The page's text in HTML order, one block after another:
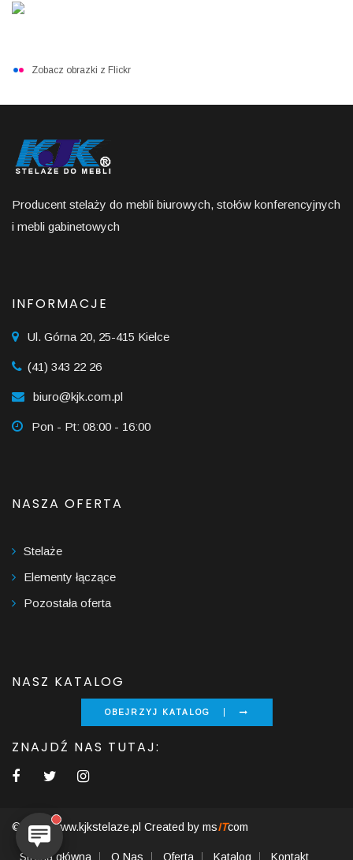
Zobacz obrazki z Flickr
Producent stelaży do mebli biurowych, stołów konferencyjnych
i mebli gabinetowych
INFORMACJE
Ul. Górna 20, 25-415 Kielce
(41) 343 22 26
biuro@kjk.com.pl
Pon - Pt: 08:00 - 16:00
NASZA OFERTA
Stelaże
Elementy łączące
Pozostała oferta
NASZ KATALOG
OBEJRZYJ KATALOG
ZNAJDŹ NAS TUTAJ:
© 2026 www.kjkstelaze.pl Created by msITcom
Strona główna O Nas Oferta Katalog Kontakt